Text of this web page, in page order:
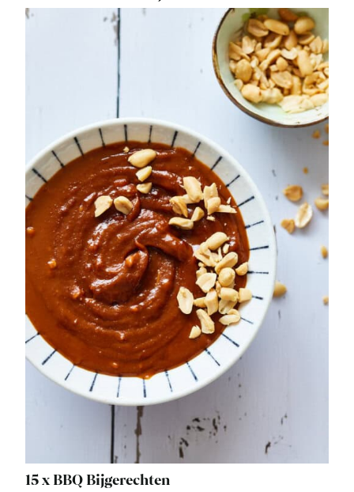
15 x BBQ Bijgerechten